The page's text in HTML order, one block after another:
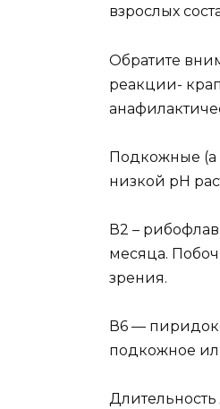
взрослых
Обратите
реакции-
Подкожные (а
низкой pH
В2 –
месяца.
зрения.
В6 —
подкожное